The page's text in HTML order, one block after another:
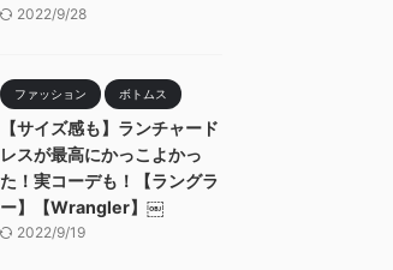
2022/9/28
ファッション ボトムス
【サイズ感も】ランチャード
レスが最高にかっこよかっ
た！実コーデも！【ラングラ
ー】【Wrangler】￼
2022/9/19